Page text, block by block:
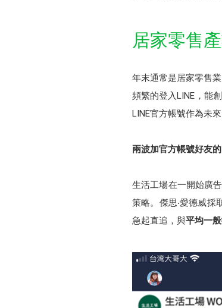
居家零售
年末通常是居家零售
頻繁的登入LINE，能
LINE官方帳號作為未
兩波加官方帳號好友
生活工場在一開始廣
策略。傑思‧愛德威採
急起直追，與平均一